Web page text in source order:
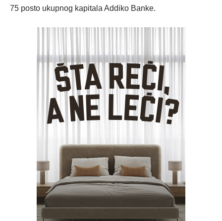
75 posto ukupnog kapitala Addiko Banke.